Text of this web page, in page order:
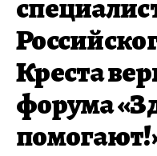
Креста
форума